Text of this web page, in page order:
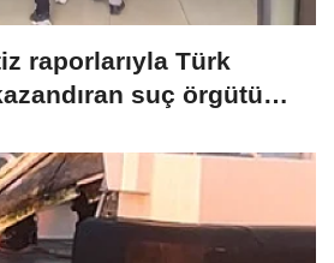
raporlarıyla Türk
suç örgütüne